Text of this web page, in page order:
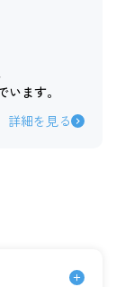
ます。
詳細を見る